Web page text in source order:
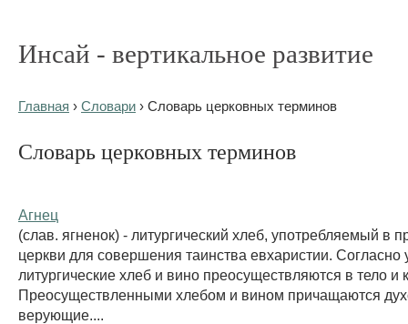
Инсай - вертикальное развитие
Главная › Словари › Словарь церковных терминов
Словарь церковных терминов
Агнец
(слав. ягненок) - литургический хлеб, употребляемый в
церкви для совершения таинства евхаристии. Согласно
литургические хлеб и вино преосуществляются в тело и
Преосуществленными хлебом и вином причащаются
верующие....